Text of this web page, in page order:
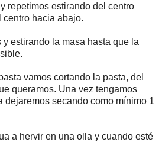
repetimos estirando del centro
centro hacia abajo.
estirando la masa hasta que la
vamos cortando la pasta, del
queramos. Una vez tengamos
dejaremos secando como mínimo 1
a hervir en una olla y cuando esté